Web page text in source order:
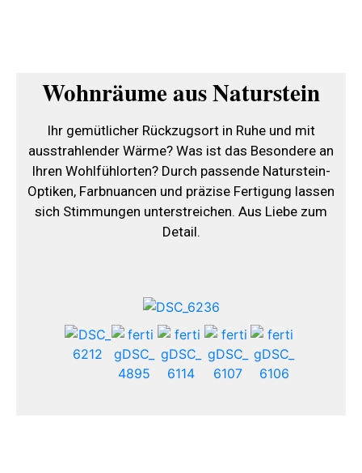
Wohnräume aus Naturstein
Ihr gemütlicher Rückzugsort in Ruhe und mit
ausstrahlender Wärme? Was ist das Besondere an
Ihren Wohlfühlorten? Durch passende Naturstein-
Optiken, Farbnuancen und präzise Fertigung lassen
sich Stimmungen unterstreichen. Aus Liebe zum
Detail.